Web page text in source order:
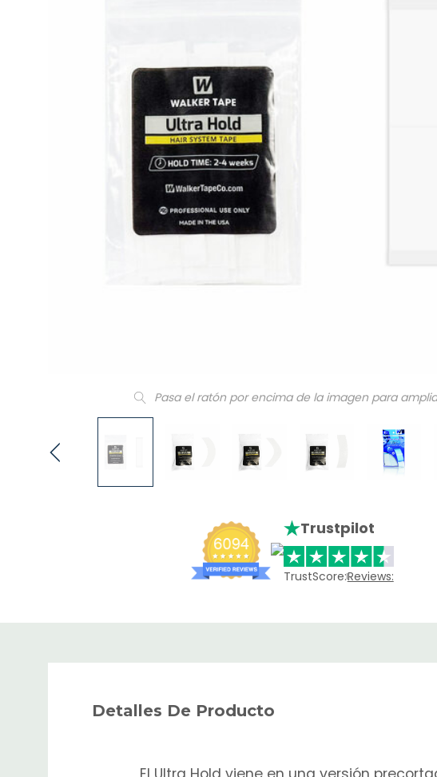
Pasa el ratón por encima de la imagen para
Trustpilot
TrustScore:Reviews:
Detalles De Producto